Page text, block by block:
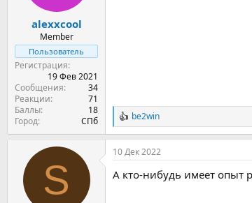
alexxcool
Member
Пользователь
Регистрация
19 Фев 2021
Сообщения
34
Реакции
71
Баллы
18
Город
СПб
Р
е
а
к
и
be2win
S
10 Дек 2022
А кто-нибудь имеет опыт